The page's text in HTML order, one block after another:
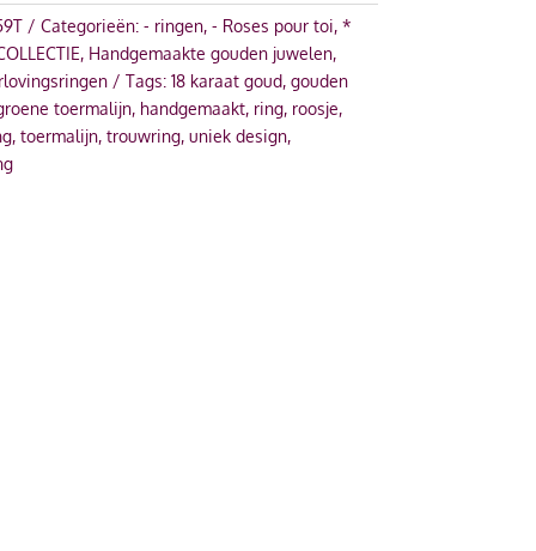
Categorieën: - ringen, - Roses pour toi, *
, Handgemaakte gouden juwelen,
Tags: 18 karaat goud, gouden
toermalijn, handgemaakt, ring, roosje,
, toermalijn, trouwring, uniek design,